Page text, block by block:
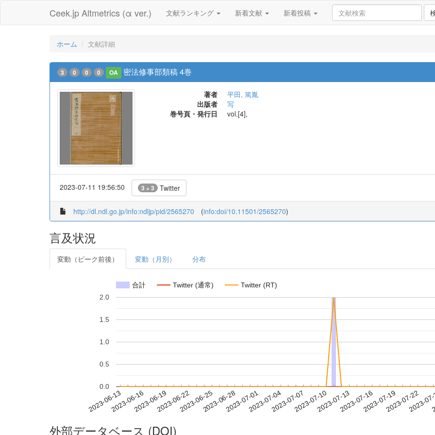
Ceek.jp Altmetrics (α ver.) 文献ランキング 新着文献 新着投稿
ホーム 文献詳細
3 0 0 0 OA 密法修事部類稿 4巻
著者
平田, 篤胤
出版者
写
巻号頁・発行日
vol.[4],
2023-07-11 19:56:50 3 + 3 Twitter
http://dl.ndl.go.jp/info:ndljp/pid/2565270 (info:doi/10.11501/2565270)
言及状況
変動（ピーク前後） 変動（月別） 分布
合計 Twitter (通常) Twitter (RT)
2023-06-132023-06-162023-06-192023-06-222023-06-252023-06-282023-07-012023-07-042023-07-072023-07-102023-07-132023-07-162023-07-192023-07-22
2023-
0.0
0.5
1.0
1.5
2.0
外部データベース (DOI)